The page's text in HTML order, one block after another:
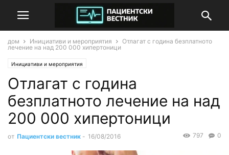
дом Инициативи и мероприятия
Отлагат с година безплатното
лечение на над 200 000 хипертоници
Инициативи и мероприятия
Отлагат с година
безплатното лечение на над
200 000 хипертоници
от Пациентски вестник - 16/08/2016 0
797